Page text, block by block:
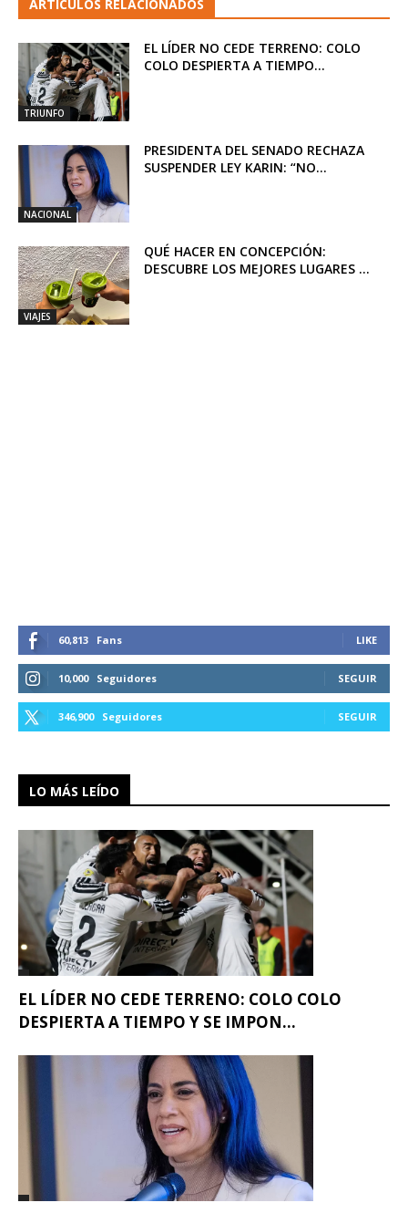
ARTICULOS RELACIONADOS
TRIUNFO
EL LÍDER NO CEDE TERRENO: COLO
COLO DESPIERTA A TIEMPO...
NACIONAL
PRESIDENTA DEL SENADO RECHAZA
SUSPENDER LEY KARIN: “NO...
VIAJES
QUÉ HACER EN CONCEPCIÓN:
DESCUBRE LOS MEJORES LUGARES ...
60,813 Fans LIKE
10,000 Seguidores SEGUIR
346,900 Seguidores SEGUIR
LO MÁS LEÍDO
EL LÍDER NO CEDE TERRENO: COLO COLO
DESPIERTA A TIEMPO Y SE IMPON...